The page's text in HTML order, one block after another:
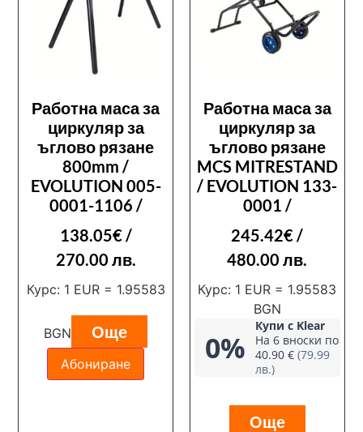
Работна маса за
циркуляр за
ъглово рязане
800mm /
EVOLUTION 005-
0001-1106 /
138.05€/
270.00 лв.
Курс: 1 EUR = 1.95583
BGN Още
Абониране
Работна маса за
циркуляр за
ъглово рязане
MCS MITRESTAND
/ EVOLUTION 133-
0001 /
245.42€/
480.00 лв.
Курс: 1 EUR = 1.95583
BGN
0%
Купи с Klear
На 6 вноски по
40.90 € (79.99
лв.)
Още